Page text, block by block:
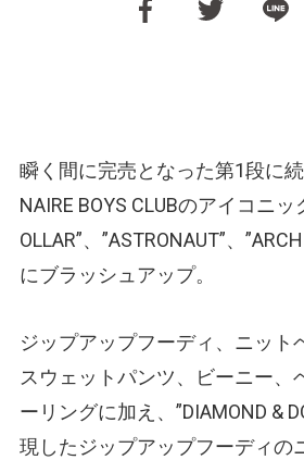
瞬く間に完売となった第1段に
NAIRE BOYS CLUBのアイコニッ
OLLAR”、”ASTRONAUT”、
にブラッシュアップ。
ジップアップフーディ、ニット
スウェットパンツ、ビーニー、
ーリングに加え、”DIAMOND &
現したジップアップフーディの